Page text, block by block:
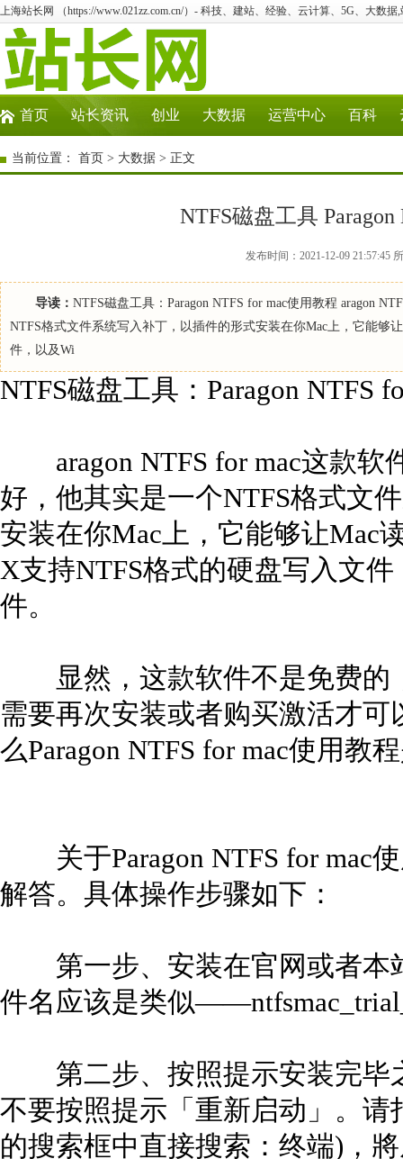
上海站长网 （https://www.021zz.com.cn/）- 科技、建站、经验、云计算、5G、大数据
首页 站长资讯 创业 大数据 运营中心 百科
当前位置： 首页 > 大数据 > 正文
NTFS磁盘工具
发布时间：2021-12-09 21:57:45
导读： NTFS磁盘工具：Paragon NTFS for mac使用教程 aragon
NTFS格式文件系统写入补丁，以插件的形式安装在你Mac上，它能够
件，以及Wi
NTFS磁盘工具：Paragon NTFS
aragon NTFS for mac这款软
好，他其实是一个NTFS格式文
安装在你Mac上，它能够让Mac
X支持NTFS格式的硬盘写入文
件。
显然，这款软件不是免费的
需要再次安装或者购买激活才
么Paragon NTFS for mac使用教
关于Paragon NTFS for mac
解答。具体操作步骤如下：
第一步、安装在官网或者本站
件名应该是类似
第二步、按照提示安装完毕
不要按照提示「重新启动」。请
的搜索框中直接搜索：终端)，